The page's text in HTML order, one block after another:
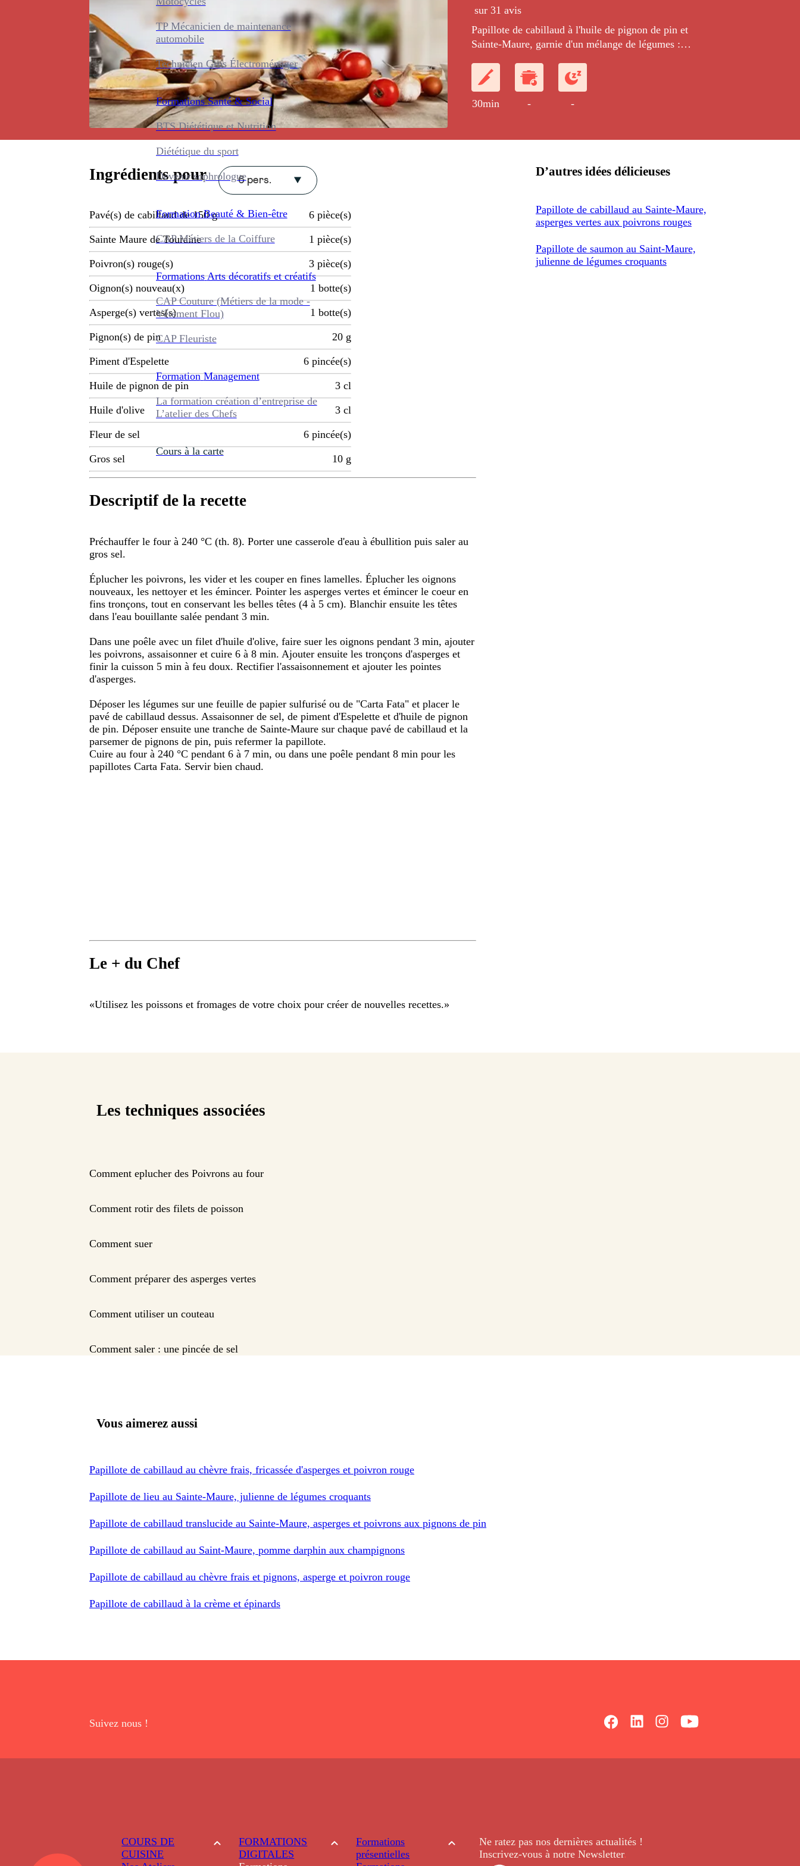
TP Mécanicien de maintenance
automobile
Technicien Gros Électroménager
Formations Santé & Social
BTS Diététique et Nutrition
Diététique du sport
Devenir sophrologue
Formation Beauté & Bien-être
CAP Métiers de la Coiffure
Formations Arts décoratifs et créatifs
CAP Couture (Métiers de la mode -
Vêtement Flou)
CAP Fleuriste
Formation Management
La formation création d’entreprise de
L’atelier des Chefs
Cours à la carte
sur 31 avis
Papillote de cabillaud à l'huile de pignon de pin et
Sainte-Maure, garnie d'un mélange de légumes :
30min - -
Ingrédients pour 6 pers.
Pavé(s) de cabillaud de 150 g 6 pièce(s)
Sainte Maure de Touraine 1 pièce(s)
Poivron(s) rouge(s) 3 pièce(s)
Oignon(s) nouveau(x) 1 botte(s)
Asperge(s) vertes(s) 1 botte(s)
Pignon(s) de pin 20 g
Piment d'Espelette 6 pincée(s)
Huile de pignon de pin 3 cl
Huile d'olive 3 cl
Fleur de sel 6 pincée(s)
Gros sel 10 g
Descriptif de la recette
Préchauffer le four à 240 °C (th. 8). Porter une casserole d'eau à ébullition puis saler au
gros sel.
Éplucher les poivrons, les vider et les couper en fines lamelles. Éplucher les oignons
nouveaux, les nettoyer et les émincer. Pointer les asperges vertes et émincer le coeur en
fins tronçons, tout en conservant les belles têtes (4 à 5 cm). Blanchir ensuite les têtes
dans l'eau bouillante salée pendant 3 min.
Dans une poêle avec un filet d'huile d'olive, faire suer les oignons pendant 3 min, ajouter
les poivrons, assaisonner et cuire 6 à 8 min. Ajouter ensuite les tronçons d'asperges et
finir la cuisson 5 min à feu doux. Rectifier l'assaisonnement et ajouter les pointes
d'asperges.
Déposer les légumes sur une feuille de papier sulfurisé ou de "Carta Fata" et placer le
pavé de cabillaud dessus. Assaisonner de sel, de piment d'Espelette et d'huile de pignon
de pin. Déposer ensuite une tranche de Sainte-Maure sur chaque pavé de cabillaud et la
parsemer de pignons de pin, puis refermer la papillote.
Cuire au four à 240 °C pendant 6 à 7 min, ou dans une poêle pendant 8 min pour les
papillotes Carta Fata. Servir bien chaud.
Le + du Chef
«Utilisez les poissons et fromages de votre choix pour créer de nouvelles recettes.»
D’autres idées délicieuses
Papillote de cabillaud au Sainte-Maure,
asperges vertes aux poivrons rouges
Papillote de saumon au Saint-Maure,
julienne de légumes croquants
Les techniques associées
Comment eplucher des Poivrons au four
Comment rotir des filets de poisson
Comment suer
Comment préparer des asperges vertes
Comment utiliser un couteau
Comment saler : une pincée de sel
Vous aimerez aussi
Papillote de cabillaud au chèvre frais, fricassée d'asperges et poivron rouge
Papillote de lieu au Sainte-Maure, julienne de légumes croquants
Papillote de cabillaud translucide au Sainte-Maure, asperges et poivrons aux pignons de pin
Papillote de cabillaud au Saint-Maure, pomme darphin aux champignons
Papillote de cabillaud au chèvre frais et pignons, asperge et poivron rouge
Papillote de cabillaud à la crème et épinards
Suivez nous !
COURS DE
CUISINE
FORMATIONS
DIGITALES
Formations
présentielles
Ne ratez pas nos dernièresactualités !
Inscrivez-vous à notre Newsletter.